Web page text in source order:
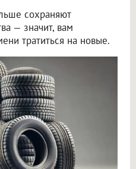
сохраняют
— значит, вам
тратиться на новые.